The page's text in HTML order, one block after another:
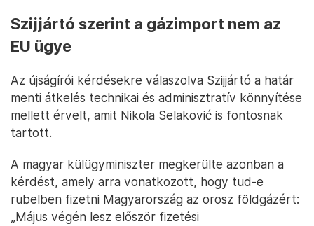
Szijjártó szerint a gázimport nem az
EU ügye
Az újságírói kérdésekre válaszolva Szijjártó a határ
menti átkelés technikai és adminisztratív könnyítése
mellett érvelt, amit Nikola Selaković is fontosnak
tartott.
A magyar külügyminiszter megkerülte azonban a
kérdést, amely arra vonatkozott, hogy tud-e
rubelben fizetni Magyarország az orosz földgázért:
„Május végén lesz először fizetési